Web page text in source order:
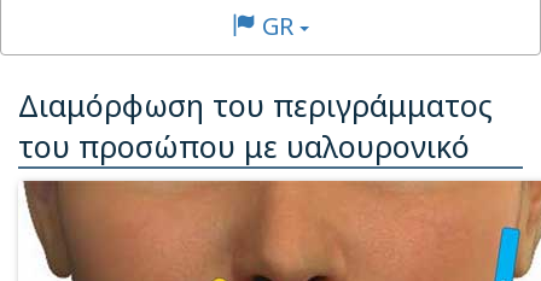
GR
Διαμόρφωση του περιγράμματος
του προσώπου με υαλουρονικό